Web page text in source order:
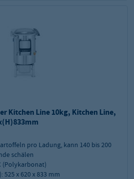
Kitchen Line 10kg, Kitchen Line,
pro Ladung, kann 140 bis 200
schälen
(Polykarbonat)
525 x 620 x 833 mm